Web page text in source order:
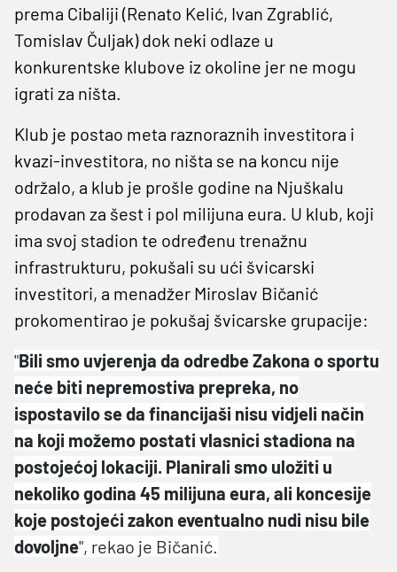
prema Cibaliji (Renato Kelić, Ivan Zgrablić,
Tomislav Čuljak) dok neki odlaze u
konkurentske klubove iz okoline jer ne mogu
igrati za ništa.
Klub je postao meta raznoraznih investitora i
kvazi-investitora, no ništa se na koncu nije
održalo, a klub je prošle godine na Njuškalu
prodavan za šest i pol milijuna eura. U klub, koji
ima svoj stadion te određenu trenažnu
infrastrukturu, pokušali su ući švicarski
investitori, a menadžer Miroslav Bičanić
prokomentirao je pokušaj švicarske grupacije:
"Bili smo uvjerenja da odredbe Zakona o sportu
neće biti nepremostiva prepreka, no
ispostavilo se da financijaši nisu vidjeli način
na koji možemo postati vlasnici stadiona na
postojećoj lokaciji. Planirali smo uložiti u
nekoliko godina 45 milijuna eura, ali koncesije
koje postojeći zakon eventualno nudi nisu bile
dovoljne", rekao je Bičanić.